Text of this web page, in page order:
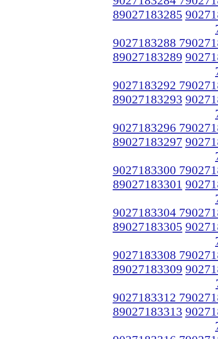
89027183285
9027183288
89027183289
9027183292
89027183293
9027183296
89027183297
9027183300
89027183301
9027183304
89027183305
9027183308
89027183309
9027183312
89027183313